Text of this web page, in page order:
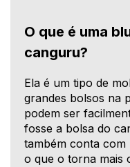
O que é uma
canguru?
Ela é um tipo de
grandes bolsos na
podem ser
fosse a bolsa do
também conta com
o que o torna mais